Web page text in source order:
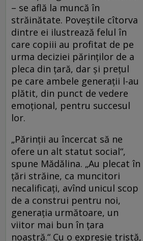
– se află la muncă în
străinătate. Poveştile cîtorva
dintre ei ilustrează felul în
care copiii au profitat de pe
urma deciziei părinţilor de a
pleca din ţară, dar şi preţul
pe care ambele generaţii l-au
plătit, din punct de vedere
emoţional, pentru succesul
lor.
„Părinţii au încercat să ne
ofere un alt statut social“,
spune Mădălina. „Au plecat în
ţări străine, ca muncitori
necalificaţi, avînd unicul scop
de a construi pentru noi,
generaţia următoare, un
viitor mai bun în ţara
noastră.“ Cu o expresie tristă,